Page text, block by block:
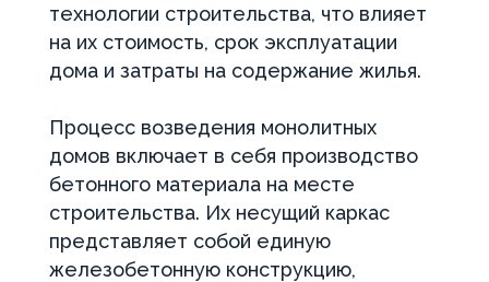
технологии строительства, что влияет
на их стоимость, срок эксплуатации
дома и затраты на содержание жилья.
Процесс возведения монолитных
домов включает в себя производство
бетонного материала на месте
строительства. Их несущий каркас
представляет собой единую
железобетонную конструкцию,